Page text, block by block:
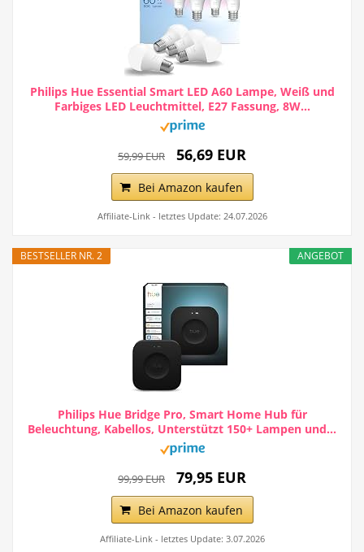
Philips Hue Essential Smart LED A60 Lampe, Weiß und
Farbiges LED Leuchtmittel, E27 Fassung, 8W...
59,99 EUR 56,69 EUR
Bei Amazon kaufen
Affiliate-Link - letztes Update: 24.07.2026
ANGEBOT
BESTSELLER NR. 2
Philips Hue Bridge Pro, Smart Home Hub für
Beleuchtung, Kabellos, Unterstützt 150+ Lampen und...
99,99 EUR 79,95 EUR
Bei Amazon kaufen
Affiliate-Link - letztes Update: 3.07.2026